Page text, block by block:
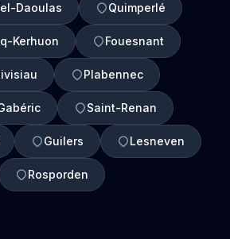
Daoulas Quimperlé
Kerhuon Fouesnant
Plabennec
Saint-Renan
Guilers Lesneven
Rosporden